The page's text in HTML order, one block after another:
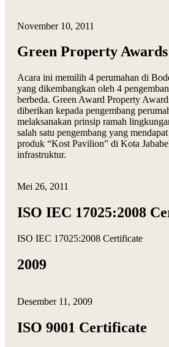
November 10, 2011
Green Property Awards
Acara ini memilih 4 perumahan di
yang dikembangkan oleh 4
berbeda. Green Award Property
diberikan kepada pengembang
melaksanakan prinsip ramah
salah satu pengembang yang
produk “Kost Pavilion” di Kota
infrastruktur.
Mei 26, 2011
ISO IEC 17025:2008
ISO IEC 17025:2008 Certificate
2009
Desember 11, 2009
ISO 9001 Certificate